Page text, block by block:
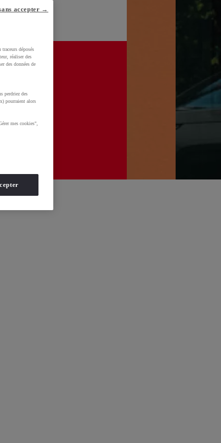
déposés
réaliser des
des données de
perdriez des
pourraient alors
mes cookies",
accepter →